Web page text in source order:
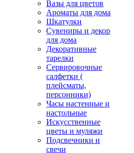
Вазы для цветов
Ароматы для дома
Шкатулки
Сувениры и декор
для дома
Декоративные
тарелки
Сервировочные
салфетки (
плейсматы,
персонники)
Часы настенные и
настольные
Искусственные
цветы и муляжи
Подсвечники и
свечи